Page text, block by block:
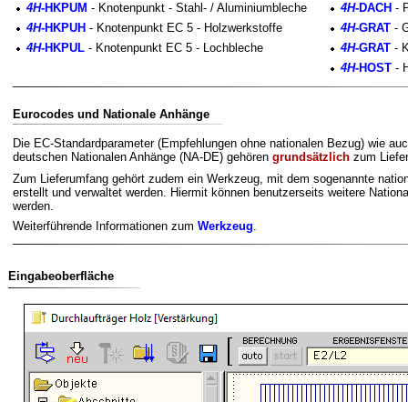
4H-HKPUM - Knotenpunkt - Stahl- / Aluminiumbleche 4H-DACH -
4H-HKPUH - Knotenpunkt EC 5 - Holzwerkstoffe 4H-GRAT -
4H-HKPUL - Knotenpunkt EC 5 - Lochbleche 4H-GRAT -
4H-HOST -
Eurocodes und Nationale Anhänge
Die EC-Standardparameter (Empfehlungen ohne nationalen Bezug) wie
deutschen Nationalen Anhänge (NA-DE) gehören grundsätzlich zum
Zum Lieferumfang gehört zudem ein Werkzeug, mit dem sogenannte
erstellt und verwaltet werden. Hiermit können benutzerseits weitere
werden.
Weiterführende Informationen zum Werkzeug.
Eingabeoberfläche